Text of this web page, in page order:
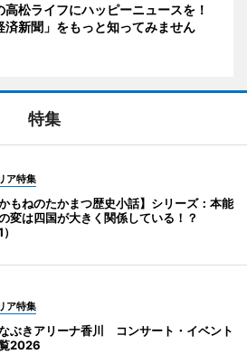
高松ライフにハッピーニュースを！
済新聞」をもっと知ってみません
特集
ア特集
かもねのたかまつ歴史小話】シリーズ：本能
変は四国が大きく関係している！？
）
ア特集
ぶきアリーナ香川 コンサート・イベント
2026